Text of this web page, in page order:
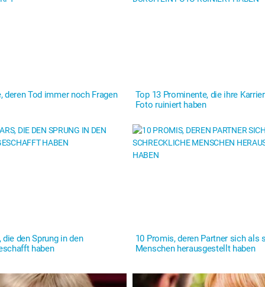
deren Tod immer noch Fragen
Top 13 Prominente, die ihre
Foto ruiniert haben
den Sprung in den
haben
10 Promis, deren Partner sich als
Menschen herausgestellt haben